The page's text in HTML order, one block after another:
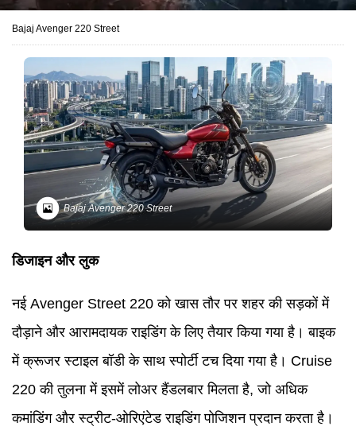
Bajaj Avenger 220 Street
Bajaj Avenger 220 Street
डिजाइन और लुक
नई Avenger Street 220 को खास तौर पर शहर की सड़कों में
दौड़ाने और आरामदायक राइडिंग के लिए तैयार किया गया है। बाइक
में क्रूजर स्टाइल बॉडी के साथ स्पोर्टी टच दिया गया है। Cruise
220 की तुलना में इसमें लोअर हैंडलबार मिलता है, जो अधिक
कमांडिंग और स्ट्रीट-ओरिएंटेड राइडिंग पोजिशन प्रदान करता है।